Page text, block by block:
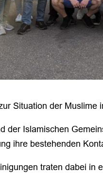
Situation der Muslime
der Islamischen
ihre bestehenden
traten dabei in